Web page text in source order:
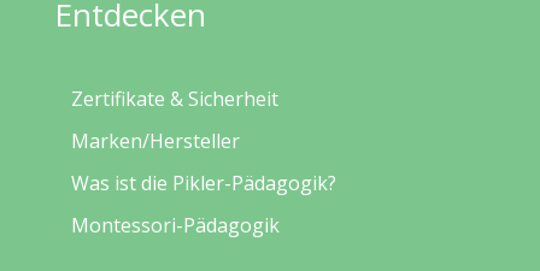
Entdecken
Zertifikate & Sicherheit
Marken/Hersteller
Was ist die Pikler-Pädagogik?
Montessori-Pädagogik